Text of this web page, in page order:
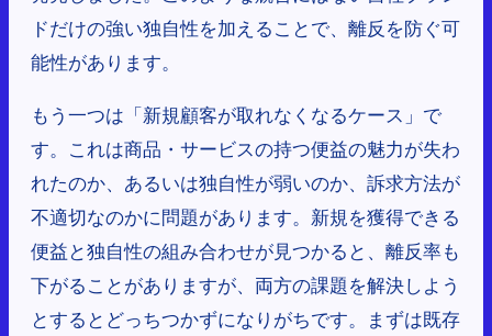
ドだけの強い独自性を加えることで、離反を防ぐ可
能性があります。
もう一つは「新規顧客が取れなくなるケース」で
す。これは商品・サービスの持つ便益の魅力が失わ
れたのか、あるいは独自性が弱いのか、訴求方法が
不適切なのかに問題があります。新規を獲得できる
便益と独自性の組み合わせが見つかると、離反率も
下がることがありますが、両方の課題を解決しよう
とするとどっちつかずになりがちです。まずは既存